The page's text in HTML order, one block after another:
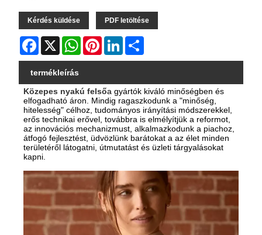
Kérdés küldése PDF letöltése
Facebook
X WhatsAppPinterestLinkedIn
termékleírás
Közepes nyakú felsőa gyártók kiváló minőségben és
elfogadható áron. Mindig ragaszkodunk a "minőség,
hitelesség" célhoz, tudományos irányítási módszerekkel,
erős technikai erővel, továbbra is elmélyítjük a reformot,
az innovációs mechanizmust, alkalmazkodunk a piachoz,
átfogó fejlesztést, üdvözlünk barátokat a az élet minden
területéről látogatni, útmutatást és üzleti tárgyalásokat
kapni.